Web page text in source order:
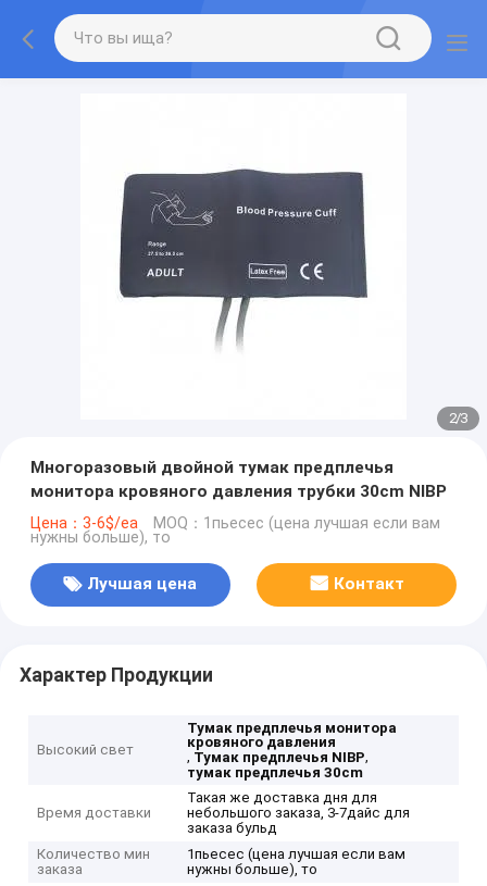
2/3
Многоразовый двойной тумак предплечья
монитора кровяного давления трубки 30cm NIBP
Цена：3-6$/ea MOQ：1пьесес (цена лучшая если вам
нужны больше), то
Лучшая цена Контакт
Характер Продукции
Высокий свет
Тумак предплечья монитора
кровяного давления
, Тумак предплечья NIBP,
тумак предплечья 30cm
Время доставки
Такая же доставка дня для
небольшого заказа, 3-7дайс для
заказа бульд
Количество мин
заказа
1пьесес (цена лучшая если вам
нужны больше), то